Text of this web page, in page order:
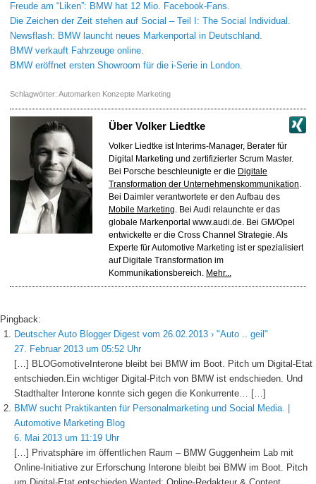
Freude am “Liken”: BMW hat 12 Mio. Facebook-Fans.
Die Zeichen der Zeit stehen auf Social – Teil I: The Social Individual.
Newsflash: BMW launcht neues Markenportal in Deutschland.
BMW verkauft Fahrzeuge online.
BMW eröffnet ersten Showroom für die i-Serie in London.
Schlagwörter: Automarken Konzepte Marketing
Über Volker Liedtke
Volker Liedtke ist Interims-Manager, Berater für
Digital Marketing und zertifizierter Scrum Master.
Bei Porsche beschleunigte er die Digitale
Transformation der Unternehmenskommunikation.
Bei Daimler verantwortete er den Aufbau des
Mobile Marketing. Bei Audi relaunchte er das
globale Markenportal www.audi.de. Bei GM/Opel
entwickelte er die Cross Channel Strategie. Als
Experte für Automotive Marketing ist er spezialisiert
auf Digitale Transformation im
Kommunikationsbereich. Mehr...
Pingback:
Deutscher Auto Blogger Digest vom 26.02.2013 › "Auto .. geil"
27. Februar 2013 um 05:52 Uhr
[…] BLOGomotiveInterone bleibt bei BMW im Boot. Pitch um Digital-Etat
entschieden.Ein wichtiger Digital-Pitch von BMW ist endschieden. Und
Stadthalter Interone konnte sich gegen die Konkurrente… […]
BMW sucht Praktikanten für Personalmarketing und Social Media. |
Automotive Marketing Blog
6. Mai 2013 um 11:19 Uhr
[…] Privatsphäre im öffentlichen Raum – BMW Guggenheim Lab mit
Online-Initiative zur Erforschung Interone bleibt bei BMW im Boot. Pitch